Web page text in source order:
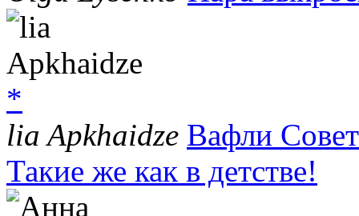
*
lia Apkhaidze Вафли
Такие же как в детстве!